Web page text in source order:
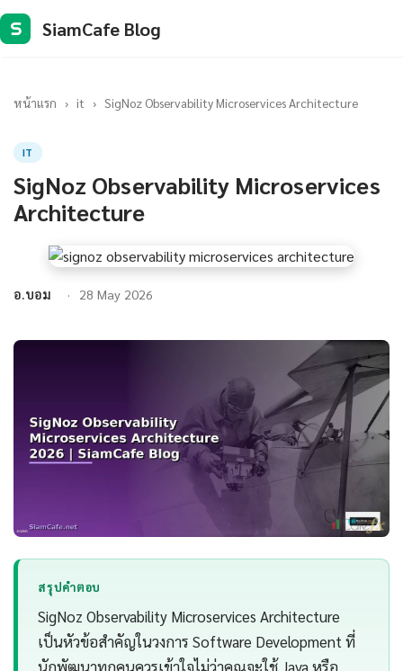
S SiamCafe Blog
หน้าแรก › it › SigNoz Observability Microservices Architecture
IT
SigNoz Observability Microservices
Architecture
อ.บอม 28 May 2026
สรุปคำตอบ
SigNoz Observability Microservices Architecture
เป็นหัวข้อสำคัญในวงการ Software Development ที่
นักพัฒนาทุกคนควรเข้าใจไม่ว่าคุณจะใช้ Java หรือ